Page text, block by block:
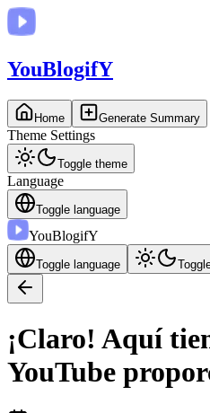
YouBlogifY
Home Generate Summary
Theme Settings
Toggle theme
Language
Toggle language
YouBlogifY
Toggle language
¡Claro! Aquí
YouTube